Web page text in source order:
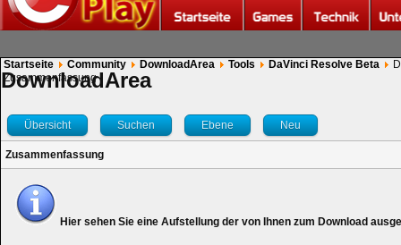
Startseite Community DownloadArea Tools DaVinci Resolve Beta
Zusammenfassung
DownloadArea
Übersicht Suchen Ebene Neu
Zusammenfassung
Hier sehen Sie eine Aufstellung der von Ihnen zum Download